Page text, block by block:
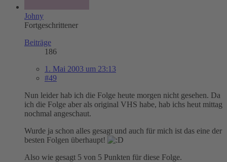
Johny
Fortgeschrittener
Beiträge
186
1. Mai 2003 um 23:13
#49
Nun leider hab ich die Folge heute morgen nicht gesehen. Da
ich die Folge aber als original VHS habe, hab ichs heut mittag
nochmal angeschaut.
Wurde ja schon alles gesagt und auch für mich ist das eine der
besten Folgen überhaupt!
Also wie gesagt 5 von 5 Punkten für diese Folge.